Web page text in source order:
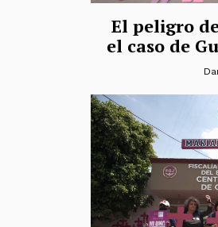
El peligro
el caso de